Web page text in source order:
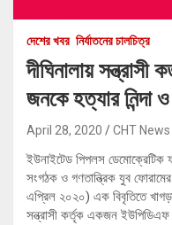
দেশের খবর নির্যাতনের চালচিত্র
দীঘিনালায়
জনকে হত্যার নিন্দা
April 28, 2020 CHT
ইউনাইটেড পিপলস ডেমোক্রেটিক
সংগঠক ও গণতান্ত্রিক যুব
এপ্রিল ২০২০) এক বিবৃতিতে
সন্ত্রাসী কর্তৃক একজন